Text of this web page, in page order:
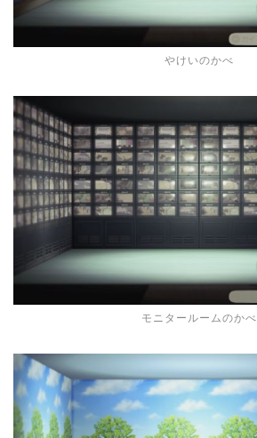
やけいのかべ
モニタールームのかべ